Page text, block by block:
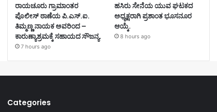
ರಾಯಚೂರು ಗ್ರಾಮಾಂತರ
ಪೊಲೀಸ್ ಠಾಣೆಯ ಪಿ.ಎಸ್.ಐ.
ತಿಮ್ಮಣ್ಣ ನಾಯಕ ಅವರಿಂದ –
ಕಾರುಣ್ಯಾಶ್ರಮಕ್ಕೆ ಸಹಾಯದ ಸೌಜನ್ಯ.
7 hours ago
ಹಸಿರು ಸೇನೆಯ ಯುವ ಘಟಕದ
ಅಧ್ಯಕ್ಷರಾಗಿ ಪ್ರಶಾಂತ ಭೂಸನೂರ
ಆಯ್ಕೆ.
8 hours ago
Categories